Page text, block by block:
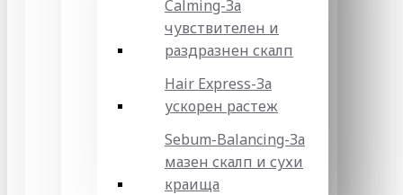
Calming-За
чувствителен и
раздразнен скалп
Hair Express-За
ускорен растеж
Sebum-Balancing-За
мазен скалп и сухи
краища